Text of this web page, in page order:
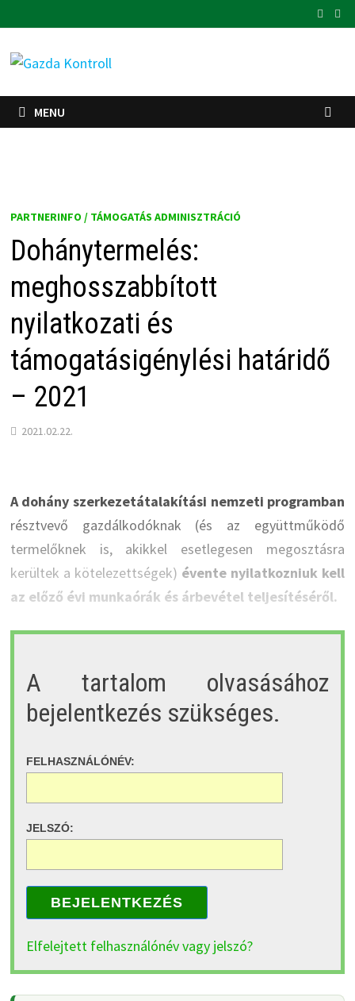
to
content
MENU
PARTNERINFO / TÁMOGATÁS ADMINISZTRÁCIÓ
Dohánytermelés:
meghosszabbított
nyilatkozati és
támogatásigénylési határidő
– 2021
2021.02.22.
A dohány szerkezetátalakítási nemzeti programban
résztvevő gazdálkodóknak (és az együttműködő
termelőknek is, akikkel esetlegesen megosztásra
kerültek a kötelezettségek) évente nyilatkozniuk kell
az előző évi munkaórák és árbevétel teljesítéséről.
A tartalom olvasásához
bejelentkezés szükséges.
FELHASZNÁLÓNÉV:
JELSZÓ:
BEJELENTKEZÉS
Elfelejtett felhasználónév vagy jelszó?